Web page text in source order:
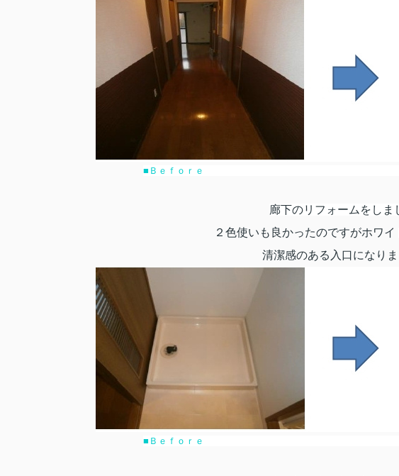
■Ｂｅｆｏｒｅ
廊下のリフォームをしま
２色使いも良かったのですがホワ
清潔感のある入口になりま
■Ｂｅｆｏｒｅ